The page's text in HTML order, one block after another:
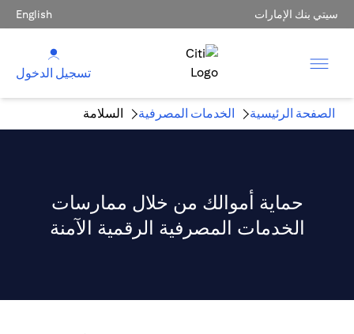
سيتي بنك الإمارات English
تسجيل الدخول
الصفحة الرئيسية الخدمات المصرفية السلامة
حماية أموالك من خلال ممارسات
الخدمات المصرفية الرقمية الآمنة